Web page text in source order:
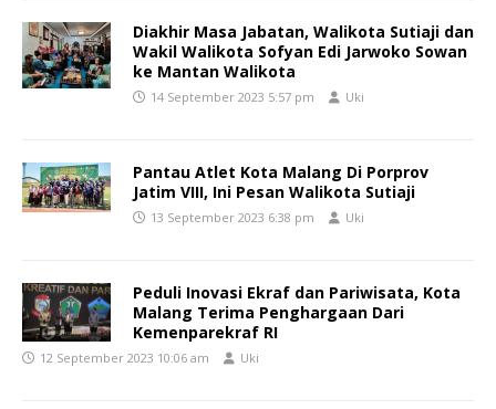
Diakhir Masa Jabatan, Walikota Sutiaji dan
Wakil Walikota Sofyan Edi Jarwoko Sowan
ke Mantan Walikota
14 September 2023 5:57 pm Uki
Pantau Atlet Kota Malang Di Porprov
Jatim VIII, Ini Pesan Walikota Sutiaji
13 September 2023 6:38 pm Uki
Peduli Inovasi Ekraf dan Pariwisata, Kota
Malang Terima Penghargaan Dari
Kemenparekraf RI
12 September 2023 10:06 am Uki